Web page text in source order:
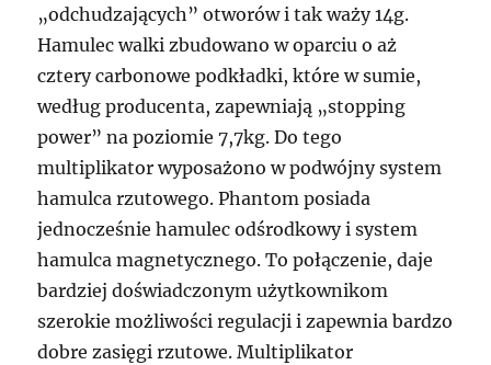
„odchudzających” otworów i tak waży 14g.
Hamulec walki zbudowano w oparciu o aż
cztery carbonowe podkładki, które w sumie,
według producenta, zapewniają „stopping
power” na poziomie 7,7kg. Do tego
multiplikator wyposażono w podwójny system
hamulca rzutowego. Phantom posiada
jednocześnie hamulec odśrodkowy i system
hamulca magnetycznego. To połączenie, daje
bardziej doświadczonym użytkownikom
szerokie możliwości regulacji i zapewnia bardzo
dobre zasięgi rzutowe. Multiplikator